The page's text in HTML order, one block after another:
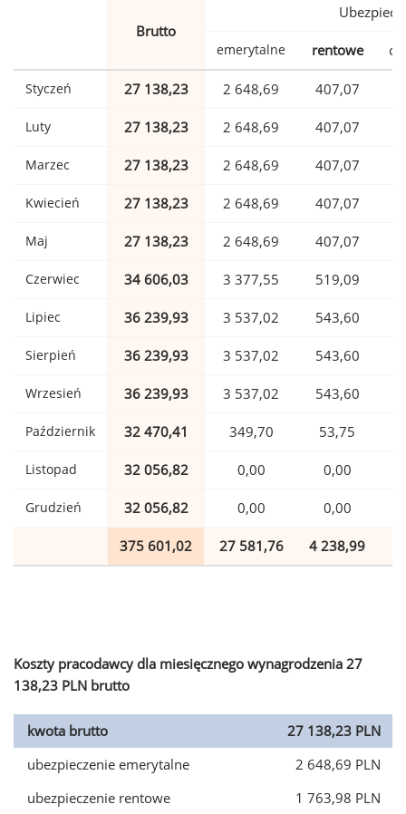
Brutto
emerytalne rentowe
Styczeń 27 138,23 2 648,69 407,07
Luty 27 138,23 2 648,69 407,07
Marzec 27 138,23 2 648,69 407,07
Kwiecień 27 138,23 2 648,69 407,07
Maj 27 138,23 2 648,69 407,07
Czerwiec 34 606,03 3 377,55 519,09
Lipiec 36 239,93 3 537,02 543,60
Sierpień 36 239,93 3 537,02 543,60
Wrzesień 36 239,93 3 537,02 543,60
Październik 32 470,41 349,70 53,75
Listopad 32 056,82 0,00 0,00
Grudzień 32 056,82 0,00 0,00
375 601,02 27 581,76 4 238,99
Koszty pracodawcy dla miesięcznego wynagrodzenia 27
138,23 PLN brutto
kwota brutto
27 138,23 PLN
ubezpieczenie emerytalne
2 648,69 PLN
ubezpieczenie rentowe
1 763,98 PLN